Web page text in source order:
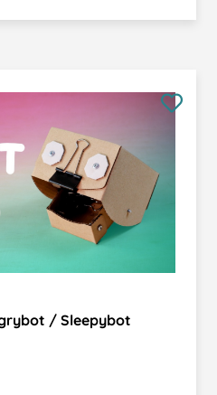
/ Sleepybot